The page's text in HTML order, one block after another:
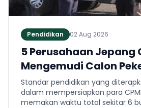
Pendidikan 02 Aug 2026
5 Perusahaan Jepang
Mengemudi Calon
Jembrana
Standar pendidikan yang
dalam mempersiapkan para
memakan waktu total sekitar 6